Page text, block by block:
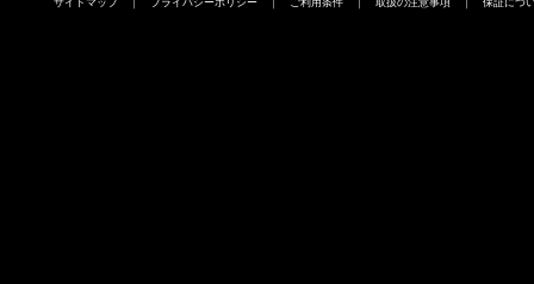
サイトマップ｜ プライバシーポリシー ｜ ご利用条件 ｜ 取扱の注意事項 ｜ 保証につ